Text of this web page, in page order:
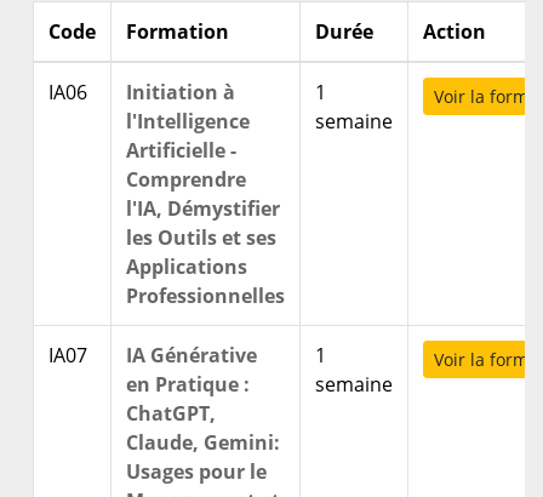
Code Formation Durée Action
IA06
Initiation à
l'Intelligence
Artificielle -
Comprendre
l'IA, Démystifier
les Outils et ses
Applications
Professionnelles
1
semaine
Voir la
IA07
IA Générative
en Pratique :
ChatGPT,
Claude, Gemini:
Usages pour le
1
semaine
Voir la